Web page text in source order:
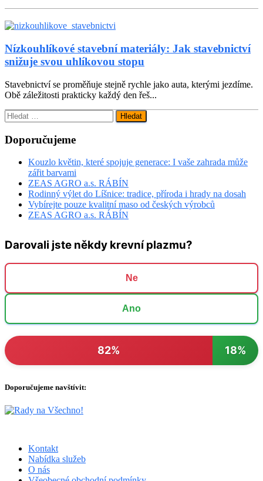
Nízkouhlíkové stavební materiály: Jak stavebnictví
snižuje svou uhlíkovou stopu
Stavebnictví se proměňuje stejně rychle jako auta, kterými jezdíme.
Obě záležitosti prakticky každý den řeš...
Vyhledávání
Doporučujeme
Kouzlo květin, které spojuje generace: I vaše zahrada může
zářit barvami
ZEAS AGRO a.s. RÁBÍN
Rodinný výlet do Líšnice: tradice, příroda i hrady na dosah
Vybírejte pouze kvalitní maso od českých výrobců
ZEAS AGRO a.s. RÁBÍN
Darovali jste někdy krevní plazmu?
Ne
Ano
82% 18%
Doporučujeme navštívit:
Kontakt
Nabídka služeb
O nás